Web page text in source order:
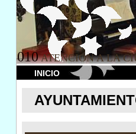
010 ATENCION A LA
INICIO